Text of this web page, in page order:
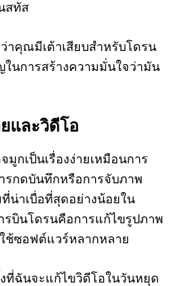
สทัส
าคุณมีเต้าเสียบสำหรับโดรน
นการสร้างความมั่นใจว่ามัน
และวิดีโอ
กเป็นเรื่องง่ายเหมือนการ
รกดบันทึกหรือการจับภาพ
น่าเบื่อที่สุดอย่างน้อยใน
บินโดรนคือการแก้ไขรูปภาพ
ช้ซอฟต์แวร์หลากหลาย
ที่ฉันจะแก้ไขวิดีโอในวันหยุด